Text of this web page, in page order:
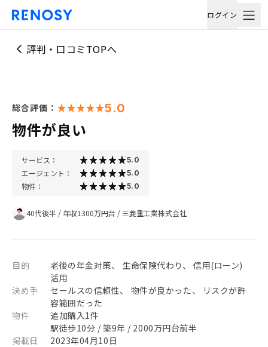
ログイン
評判・口コミTOPへ
総合評価： 5.0
物件が良い
サービス： 5.0
エージェント： 5.0
物件： 5.0
40代後半 / 年収1300万円台 / 三菱重工業株式会社
目的
老後の年金対策、 生命保険代わり、 信用(ローン)
活用
決め手
セールスの信頼性、 物件が良かった、 リスクが許
容範囲だった
物件
追加購入1件
駅徒歩10分 / 築9年 / 2000万円台前半
掲載日
2023年04月10日